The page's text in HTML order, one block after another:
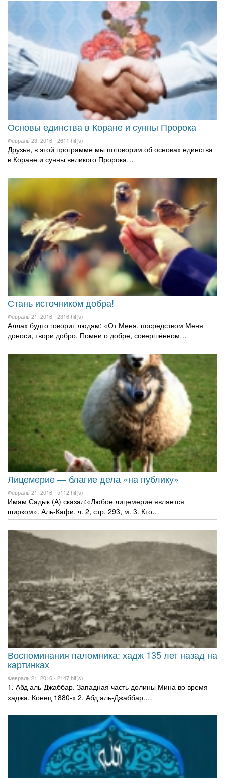
Основы единства в Коране и сунны Пророка
Февраль 23, 2016 - 2611 hit(s)
Друзья, в этой программе мы поговорим об основах единства
в Коране и сунны великого Пророка…
Стань источником добра!
Февраль 21, 2016 - 2316 hit(s)
Аллах будто говорит людям: «От Меня, посредством Меня
доноси, твори добро. Помни о добре, совершённом…
Лицемерие — благие дела «на публику»
Февраль 21, 2016 - 5112 hit(s)
Имам Садык (А) сказал:«Любое лицемерие является
ширком». Аль-Кафи, ч. 2, стр. 293, м. 3. Кто…
Воспоминания паломника: хадж 135 лет назад на
картинках
Февраль 21, 2016 - 2147 hit(s)
1. Абд аль-Джаббар. Западная часть долины Мина во время
хаджа. Конец 1880-х 2. Абд аль-Джаббар.…